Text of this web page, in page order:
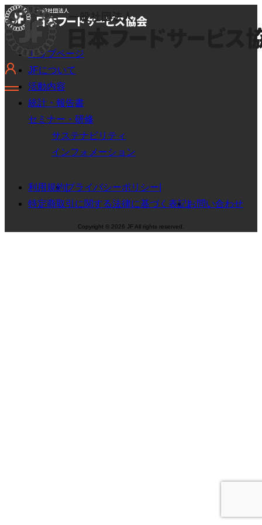
トップページ
JFについて
活動内容
統計・報告書
セミナー・研修
サステナビリティ
インフォメーション
利用規約プライバシーポリシー
特定商取引に関する法律に基づく表記お問い合わせ
Copyright © 2026 JF All rights reserved.